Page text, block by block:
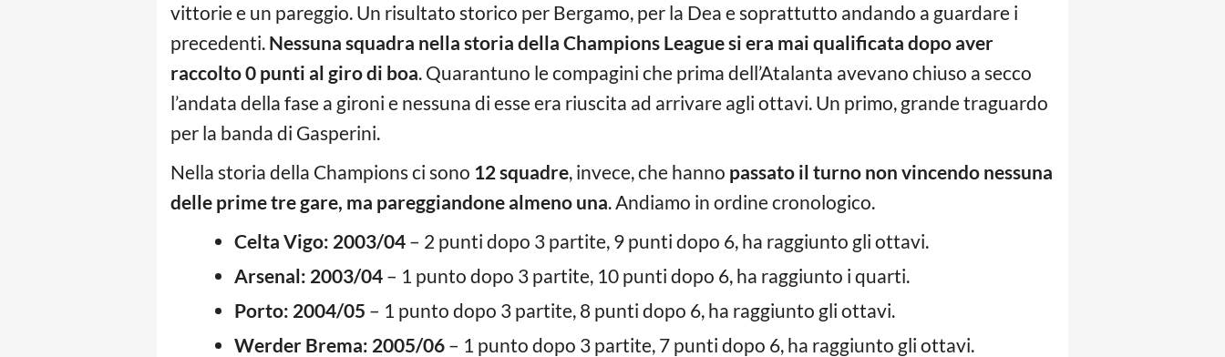
vittorie e un pareggio. Un risultato storico per Bergamo, per la Dea e soprattutto andando a guardare i
precedenti. Nessuna squadra nella storia della Champions League si era mai qualificata dopo aver
raccolto 0 punti al giro di boa. Quarantuno le compagini che prima dell’Atalanta avevano chiuso a secco
l’andata della fase a gironi e nessuna di esse era riuscita ad arrivare agli ottavi. Un primo, grande traguardo
per la banda di Gasperini.
Nella storia della Champions ci sono 12 squadre, invece, che hanno passato il turno non vincendo nessuna
delle prime tre gare, ma pareggiandone almeno una. Andiamo in ordine cronologico.
Celta Vigo: 2003/04 – 2 punti dopo 3 partite, 9 punti dopo 6, ha raggiunto gli ottavi.
Arsenal: 2003/04 – 1 punto dopo 3 partite, 10 punti dopo 6, ha raggiunto i quarti.
Porto: 2004/05 – 1 punto dopo 3 partite, 8 punti dopo 6, ha raggiunto gli ottavi.
Werder Brema: 2005/06 – 1 punto dopo 3 partite, 7 punti dopo 6, ha raggiunto gli ottavi.